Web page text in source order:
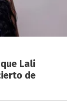
Lali
de